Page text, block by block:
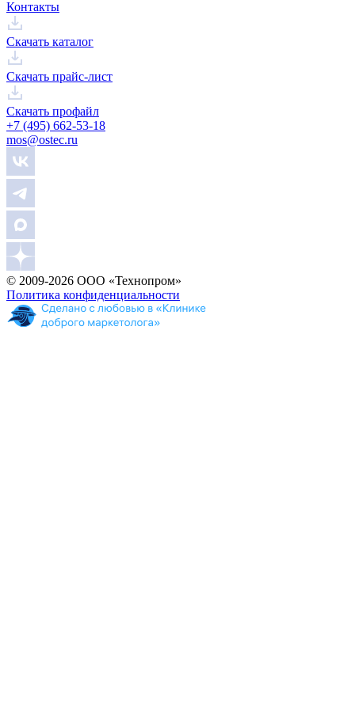
Контакты
Скачать каталог
Скачать прайс-лист
Скачать профайл
+7 (495) 662-53-18
mos@ostec.ru
© 2009-2026 ООО «Технопром»
Политика конфиденциальности